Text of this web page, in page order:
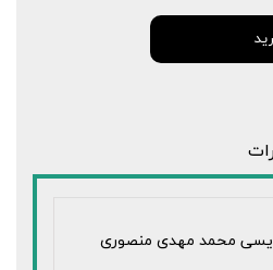
محمد مهدی منصوری